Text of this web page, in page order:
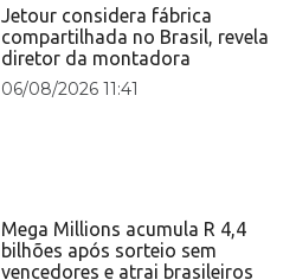
Jetour considera fábrica
compartilhada no Brasil, revela
diretor da montadora
06/08/2026 11:41
Mega Millions acumula R 4,4
bilhões após sorteio sem
vencedores e atrai brasileiros